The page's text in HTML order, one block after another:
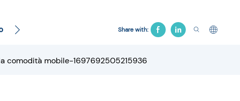
Letto ginecologico Sedia dell'ospedale Letto di
Share with:
comodità mobile-1697692505215936